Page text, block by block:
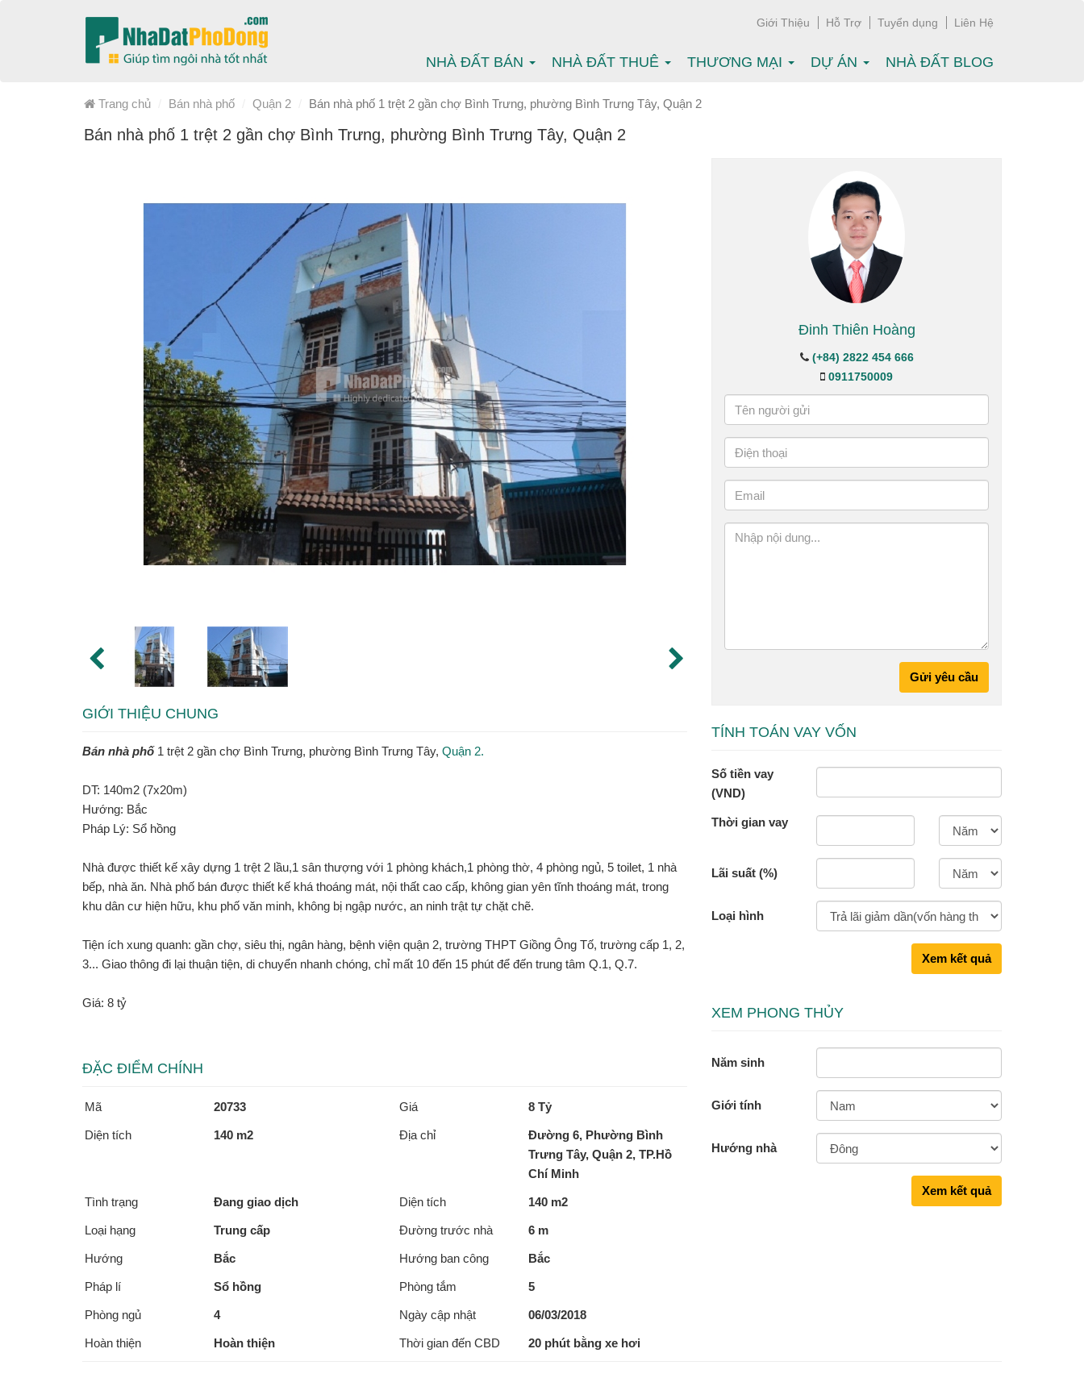
Giới Thiệu Hỗ Trợ Tuyển dụng Liên Hệ
NHÀ ĐẤT BÁN NHÀ ĐẤT THUÊ THƯƠNG MẠI DỰ ÁN NHÀ ĐẤT BLOG
Trang chủ Bán nhà phố Quận 2 Bán nhà phố 1 trệt 2 gần chợ Bình Trưng, phường Bình Trưng Tây, Quận 2
Bán nhà phố 1 trệt 2 gần chợ Bình Trưng, phường Bình Trưng Tây, Quận 2
GIỚI THIỆU CHUNG
Bán nhà phố1 trệt 2 gần chợ Bình Trưng, phường Bình Trưng Tây, Quận 2.
DT: 140m2 (7x20m)
Hướng: Bắc
Pháp Lý: Sổ hồng
Nhà được thiết kế xây dựng 1 trệt 2 lầu,1 sân thượng với 1 phòng khách,1 phòng thờ, 4 phòng ngủ, 5 toilet, 1 nhà
bếp, nhà ăn. Nhà phố bán được thiết kế khá thoáng mát, nội thất cao cấp, không gian yên tĩnh thoáng mát, trong
khu dân cư hiện hữu, khu phố văn minh, không bị ngập nước, an ninh trật tự chặt chẽ.
Tiện ích xung quanh: gần chợ, siêu thị, ngân hàng, bệnh viện quận 2, trường THPT Giồng Ông Tố, trường cấp 1, 2,
3... Giao thông đi lại thuận tiện, di chuyển nhanh chóng, chỉ mất 10 đến 15 phút để đến trung tâm Q.1, Q.7.
Giá: 8 tỷ
ĐẶC ĐIỂM CHÍNH
Mã 20733 Giá 8 Tỷ
Diện tích 140 m2 Địa chỉ
Đường 6, Phường Bình
Trưng Tây, Quận 2, TP.Hồ
Chí Minh
Tình trạng Đang giao dịch Diện tích 140 m2
Loại hạng Trung cấp Đường trước nhà 6 m
Hướng Bắc Hướng ban công Bắc
Pháp lí Sổ hồng Phòng tắm 5
Phòng ngủ 4 Ngày cập nhật 06/03/2018
Hoàn thiện Hoàn thiện Thời gian đến CBD 20 phút bằng xe hơi
Đinh Thiên Hoàng
(+84) 2822 454 666
0911750009
Gửi yêu cầu
TÍNH TOÁN VAY VỐN
Số tiền vay
(VND)
Thời gian vay
Lãi suất (%)
Loại hình
Xem kết quả
XEM PHONG THỦY
Năm sinh
Giới tính
Hướng nhà
Xem kết quả